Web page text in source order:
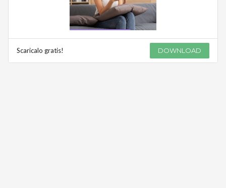
Scaricalo gratis! DOWNLOAD